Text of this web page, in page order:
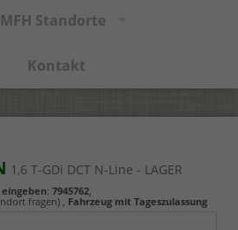
MFH Standorte
Kontakt
1,6 T-GDi DCT N-Line - LAGER
eingeben: 7945762
fragen)
Fahrzeug mit Tageszulassung